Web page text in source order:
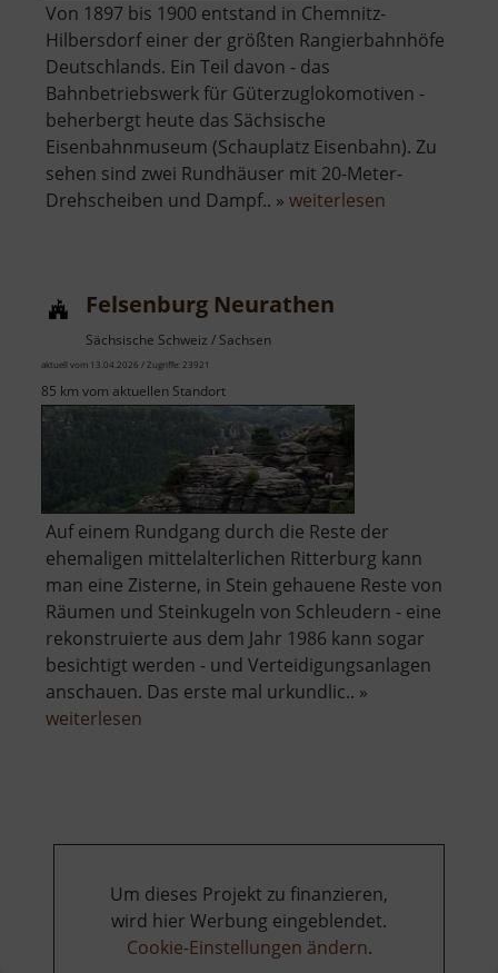
Von 1897 bis 1900 entstand in Chemnitz-
Hilbersdorf einer der größten Rangierbahnhöfe
Deutschlands. Ein Teil davon - das
Bahnbetriebswerk für Güterzuglokomotiven -
beherbergt heute das Sächsische
Eisenbahnmuseum (Schauplatz Eisenbahn). Zu
sehen sind zwei Rundhäuser mit 20-Meter-
Drehscheiben und Dampf.. » weiterlesen
Felsenburg Neurathen
Sächsische Schweiz / Sachsen
aktuell vom 13.04.2026 / Zugriffe: 23921
85 km vom aktuellen Standort
Auf einem Rundgang durch die Reste der
ehemaligen mittelalterlichen Ritterburg kann
man eine Zisterne, in Stein gehauene Reste von
Räumen und Steinkugeln von Schleudern - eine
rekonstruierte aus dem Jahr 1986 kann sogar
besichtigt werden - und Verteidigungsanlagen
anschauen. Das erste mal urkundlic.. »
weiterlesen
Um dieses Projekt zu finanzieren,
wird hier Werbung eingeblendet.
Cookie-Einstellungen ändern.